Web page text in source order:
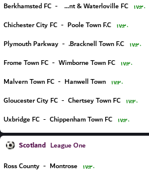
Berkhamsted FC - Havant & Waterloville FC ۱۷:۳۰
Chichester City FC - Poole Town F.C ۱۷:۳۰
Plymouth Parkway - Bracknell Town F.C. ۱۷:۳۰
Frome Town FC - Wimborne Town FC ۱۷:۳۰
Malvern Town FC - Hanwell Town ۱۷:۳۰
Gloucester City FC - Chertsey Town FC ۱۷:۳۰
Uxbridge FC - Chippenham Town FC ۱۷:۳۰
Scotland League One
Ross County - Montrose ۱۷:۳۰